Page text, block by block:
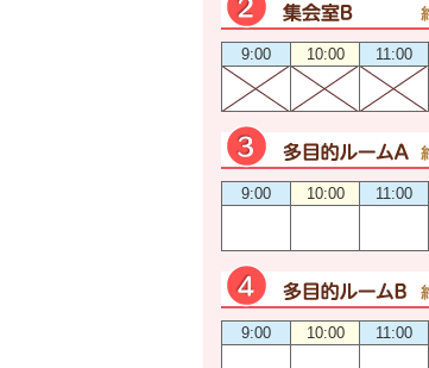
9:00 10:00 11:00
9:00 10:00 11:00
9:00 10:00 11:00